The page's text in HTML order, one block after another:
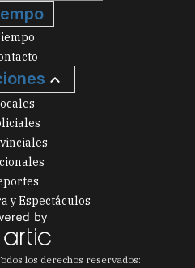
y Espectáculos
los derechos reservados: